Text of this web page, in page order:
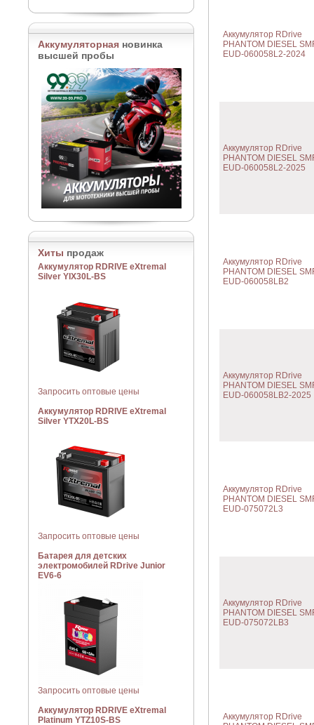
Аккумуляторная новинка
высшей пробы
Хиты продаж
Аккумулятор RDRIVE eXtremal
Silver YIX30L-BS
Запросить оптовые цены
Аккумулятор RDRIVE eXtremal
Silver YTX20L-BS
Запросить оптовые цены
Батарея для детских
электромобилей RDrive Junior
EV6-6
Запросить оптовые цены
Аккумулятор RDRIVE eXtremal
Platinum YTZ10S-BS
Аккумулятор RDrive
PHANTOM DIESEL
EUD-060058L2-2024
Аккумулятор RDrive
PHANTOM DIESEL
EUD-060058L2-2025
Аккумулятор RDrive
PHANTOM DIESEL
EUD-060058LB2
Аккумулятор RDrive
PHANTOM DIESEL
EUD-060058LB2-2025
Аккумулятор RDrive
PHANTOM DIESEL
EUD-075072L3
Аккумулятор RDrive
PHANTOM DIESEL
EUD-075072LB3
Аккумулятор RDrive